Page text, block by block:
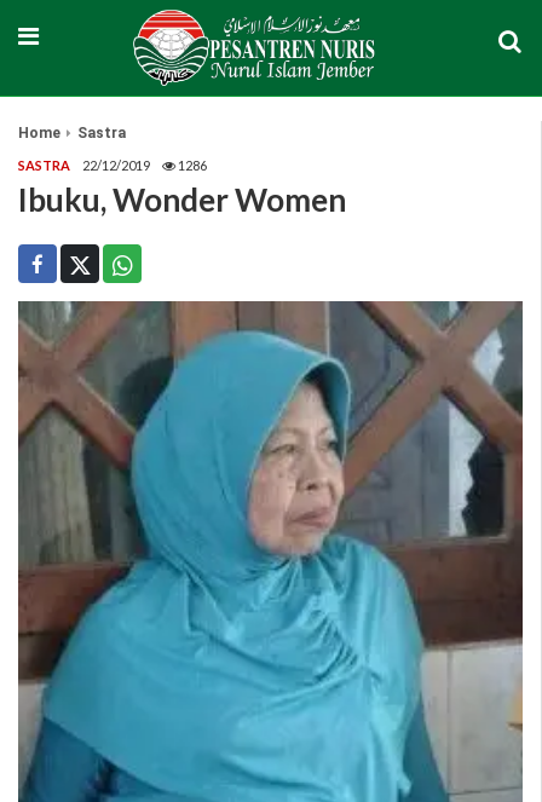
Home Sastra
SASTRA 22/12/2019 1286
Ibuku, Wonder Women